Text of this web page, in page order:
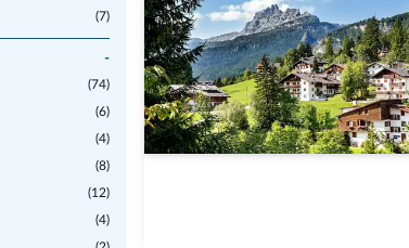
(7)
-
(74)
(6)
(4)
(8)
(12)
(4)